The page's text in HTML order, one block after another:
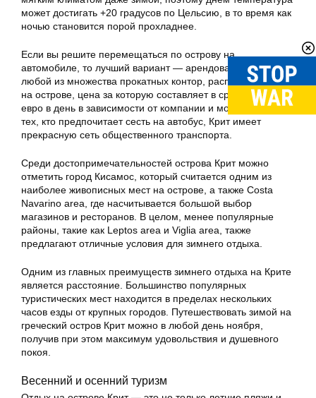
может достигать +20 градусов по Цельсию, в то время как
ночью становится порой прохладнее.
Если вы решите перемещаться по острову на
автомобиле, то лучший вариант — арендовать машину на
любой из множества прокатных контор, расположенных
на острове, цена за которую составляет в среднем 25-30
евро в день в зависимости от компании и модели. Для
тех, кто предпочитает сесть на автобус, Крит имеет
прекрасную сеть общественного транспорта.
Среди достопримечательностей острова Крит можно
отметить город Кисамос, который считается одним из
наиболее живописных мест на острове, а также Costa
Navarino area, где насчитывается большой выбор
магазинов и ресторанов. В целом, менее популярные
районы, такие как Leptos area и Viglia area, также
предлагают отличные условия для зимнего отдыха.
Одним из главных преимуществ зимнего отдыха на Крите
является расстояние. Большинство популярных
туристических мест находится в пределах нескольких
часов езды от крупных городов. Путешествовать зимой на
греческий остров Крит можно в любой день ноября,
получив при этом максимум удовольствия и душевного
покоя.
Весенний и осенний туризм